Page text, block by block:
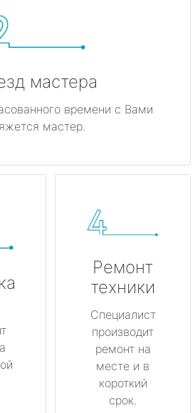
мастера
времени с Вами
мастер.
Ремонт
техники
Специалист
производит
ремонт на
месте и в
короткий
срок.